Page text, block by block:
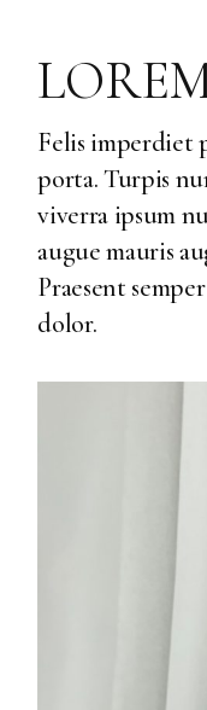
Felis imperdiet
porta. Turpis
viverra ipsum
augue mauris
Praesent
dolor.